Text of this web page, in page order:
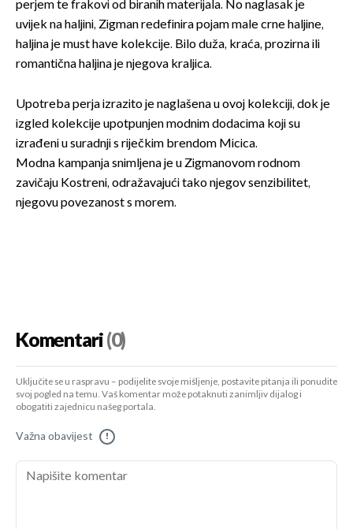
perjem te frakovi od biranih materijala. No naglasak je
uvijek na haljini, Zigman redefinira pojam male crne haljine,
haljina je must have kolekcije. Bilo duža, kraća, prozirna ili
romantična haljina je njegova kraljica.
Upotreba perja izrazito je naglašena u ovoj kolekciji, dok je
izgled kolekcije upotpunjen modnim dodacima koji su
izrađeni u suradnji s riječkim brendom Micica.
Modna kampanja snimljena je u Zigmanovom rodnom
zavičaju Kostreni, odražavajući tako njegov senzibilitet,
njegovu povezanost s morem.
Komentari(0)
Uključite se u raspravu – podijelite svoje mišljenje, postavite pitanja ili ponudite
svoj pogled na temu. Vaš komentar može potaknuti zanimljiv dijalog i
obogatiti zajednicu našeg portala.
Važna obavijest !